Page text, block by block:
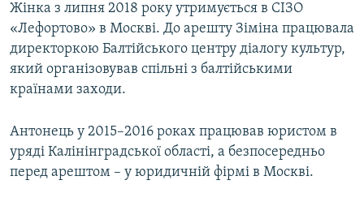
Жінка з липня 2018 року утримується в СІЗО
«Лефортово» в Москві. До арешту Зіміна працювала
директоркою Балтійського центру діалогу культур,
який організовував спільні з балтійськими
країнами заходи.
Антонець у 2015–2016 роках працював юристом в
уряді Калінінградської області, а безпосередньо
перед арештом – у юридичній фірмі в Москві.